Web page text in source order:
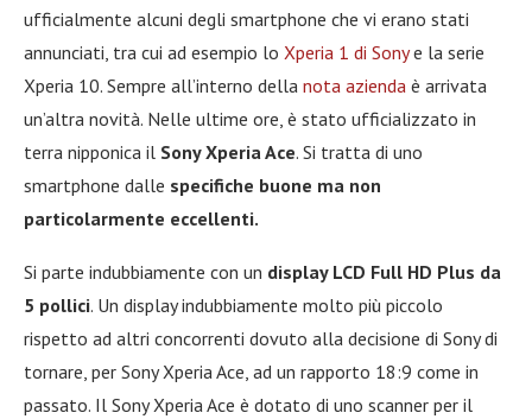
ufficialmente alcuni degli smartphone che vi erano stati
annunciati, tra cui ad esempio lo Xperia 1 di Sonye la serie
Xperia 10. Sempre all’interno della nota azienda è arrivata
un’altra novità. Nelle ultime ore, è stato ufficializzato in
terra nipponica il Sony Xperia Ace. Si tratta di uno
smartphone dalle specifiche buone ma non
particolarmente eccellenti.
Si parte indubbiamente con un display LCD Full HD Plus da
5 pollici. Un display indubbiamente molto più piccolo
rispetto ad altri concorrenti dovuto alla decisione di Sony di
tornare, per Sony Xperia Ace, ad un rapporto 18:9 come in
passato. Il Sony Xperia Ace è dotato di uno scanner per il